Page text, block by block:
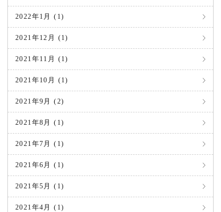
2022年1月 (1)
2021年12月 (1)
2021年11月 (1)
2021年10月 (1)
2021年9月 (2)
2021年8月 (1)
2021年7月 (1)
2021年6月 (1)
2021年5月 (1)
2021年4月 (1)